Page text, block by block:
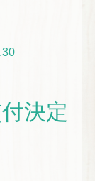
決定